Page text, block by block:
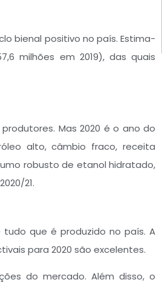
bienal positivo no país. Estima-
milhões em 2019), das quais
Mas 2020 é o ano do
alto, câmbio fraco, receita
robusto de etanol hidratado,
21.
que é produzido no país. A
para 2020 são excelentes.
do mercado. Além disso, o